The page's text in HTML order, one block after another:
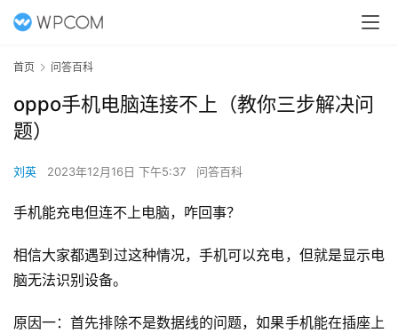
首页 问答百科
oppo手机电脑连接不上（教你三步解决问
题）
刘英 2023年12月16日 下午5:37 问答百科
手机能充电但连不上电脑，咋回事？
相信大家都遇到过这种情况，手机可以充电，但就是显示电
脑无法识别设备。
原因一：首先排除不是数据线的问题，如果手机能在插座上